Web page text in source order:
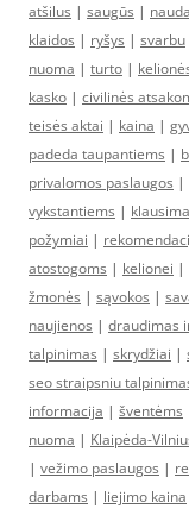
atšilus | saugūs | nauda
klaidos | ryšys | svarbu
nuoma | turto |
kasko | civilinės
teisės aktai | kaina |
padeda taupantiems |
privalomos paslaugos |
vykstantiems |
požymiai |
atostogoms | kelionei |
žmonės | sąvokos |
naujienos | draudimas
talpinimas | skrydžiai |
seo straipsniu
informacija | šventėms
nuoma | Klaipėda-
| vežimo paslaugos |
darbams | liejimo kaina